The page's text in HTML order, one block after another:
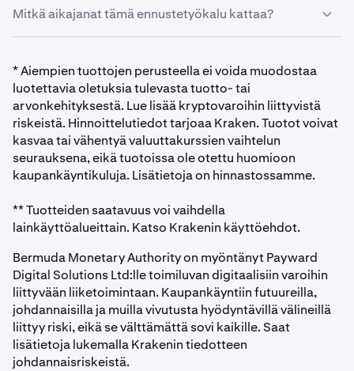
kryptovaluuttojen mahdollisia tulevia hintoja omien
vuotuisten kasvuprosenttiennusteidensa perusteella.
näet, miten tiedot esitetään. Tämä ennuste ei heijasta
tulevaa arvonkehitystä.
Mitkä aikajanat tämä ennustetyökalu kattaa?
ennustaa pitkällä aikavälillä mahdollisesti toteutuvia
hintoja.
* Aiempien tuottojen perusteella ei voida muodostaa
luotettavia oletuksia tulevasta tuotto- tai
arvonkehityksestä. Lue lisää kryptovaroihin liittyvistä
riskeistä. Hinnoittelutiedot tarjoaa Kraken. Tuotot voivat
kasvaa tai vähentyä valuuttakurssien vaihtelun
seurauksena, eikä tuotoissa ole otettu huomioon
kaupankäyntikuluja. Lisätietoja on hinnastossamme.
** Tuotteiden saatavuus voi vaihdella
lainkäyttöalueittain. Katso Krakenin käyttöehdot.
Bermuda Monetary Authority on myöntänyt Payward
Digital Solutions Ltd:lle toimiluvan digitaalisiin varoihin
liittyvään liiketoimintaan. Kaupankäyntiin futuureilla,
johdannaisilla ja muilla vivutusta hyödyntävillä välineillä
liittyy riski, eikä se välttämättä sovi kaikille. Saat
lisätietoja lukemalla Krakenin tiedotteen
johdannaisriskeistä.